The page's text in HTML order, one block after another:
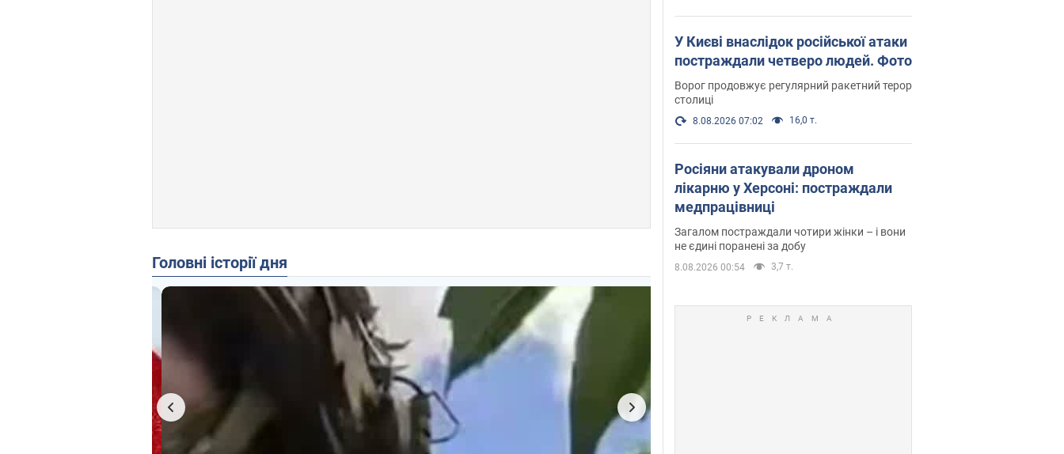
Головні історії дня
У Києві внаслідок російської атаки
постраждали четверо людей. Фото
Ворог продовжує регулярний ракетний терор
столиці
8.08.2026 07:02 16,0 т.
Росіяни атакували дроном
лікарню у Херсоні: постраждали
медпрацівниці
Загалом постраждали чотири жінки – і вони
не єдині поранені за добу
8.08.2026 00:54 3,7 т.